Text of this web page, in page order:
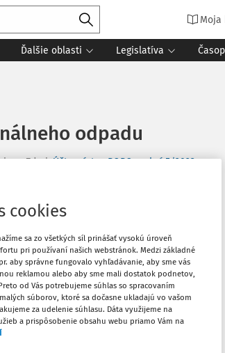
Moja
Ďalšie oblasti Legislatíva
odpadu
Zdroj:Účtovníctvo ROPO a obcí 5/2023
daniach
znení neskorších
upravuje
prebieha vážením
2004 Z. z.
stavebné odpady
miestny
v § 77 až
Obľúbené
Zdieľať
cookies
sa zo všetkých síl prinášať vysokú úroveň
pri používaní našich webstránok. Medzi základné
aby správne fungovalo vyhľadávanie, aby sme vás
reklamou alebo aby sme mali dostatok podnetov,
od Vás potrebujeme súhlas so spracovaním
súborov, ktoré sa dočasne ukladajú vo vašom
za udelenie súhlasu. Dáta využijeme na
a prispôsobenie obsahu webu priamo Vám na